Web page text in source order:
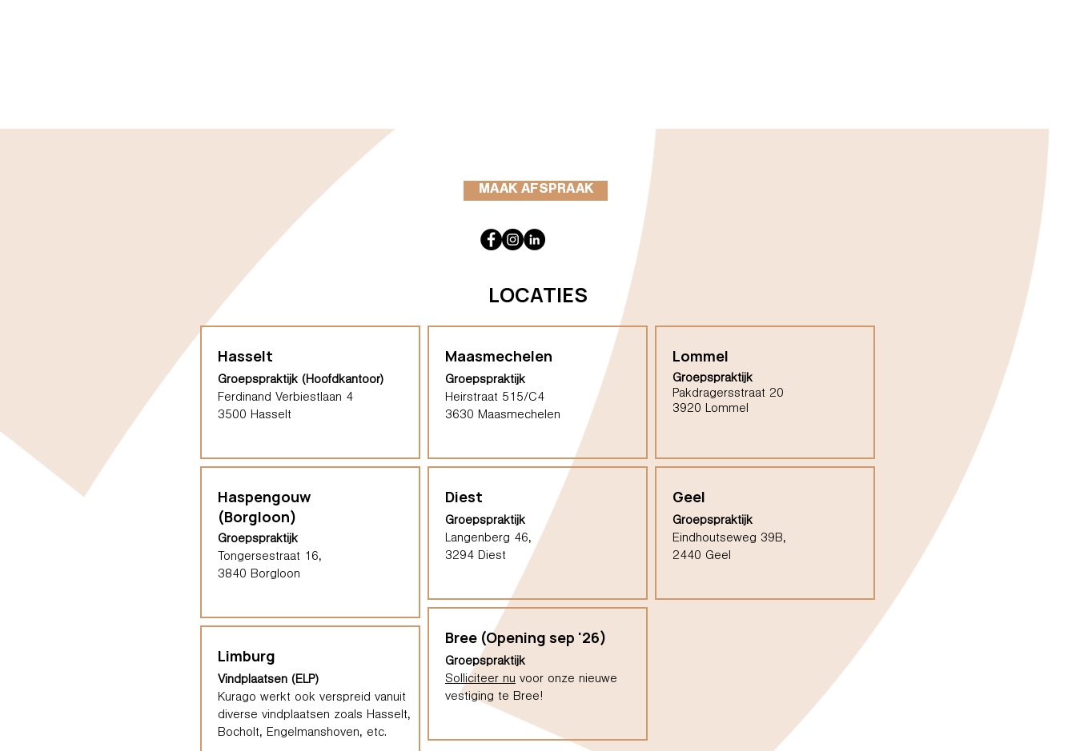
MAAK AFSPRAAK
LOCATIES
Hasselt
Groepspraktijk (Hoofdkantoor)
Ferdinand Verbiestlaan 4
3500 Hasselt
Haspengouw
(Borgloon)
Groepspraktijk
Tongersestraat 16,
3840 Borgloon
Limburg
Vindplaatsen (ELP)
Kurago werkt ook verspreid vanuit
diverse vindplaatsen zoals Hasselt,
Bocholt, Engelmanshoven, etc.
Maasmechelen
Groepspraktijk
Heirstraat 515/C4
3630 Maasmechelen
Diest
Groepspraktijk
Langenberg 46,
3294 Diest
Bree (Opening sep '26)
Groepspraktijk
Solliciteer nu voor onze nieuwe
vestiging te Bree!
Lommel
Groepspraktijk
Pakdragersstraat 20
3920 Lommel
Geel
Groepspraktijk
Eindhoutseweg 39B,
2440 Geel